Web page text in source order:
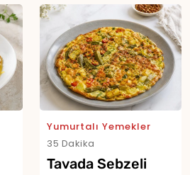
Yumurtalı Yemekler
35 Dakika
Tavada Sebzeli